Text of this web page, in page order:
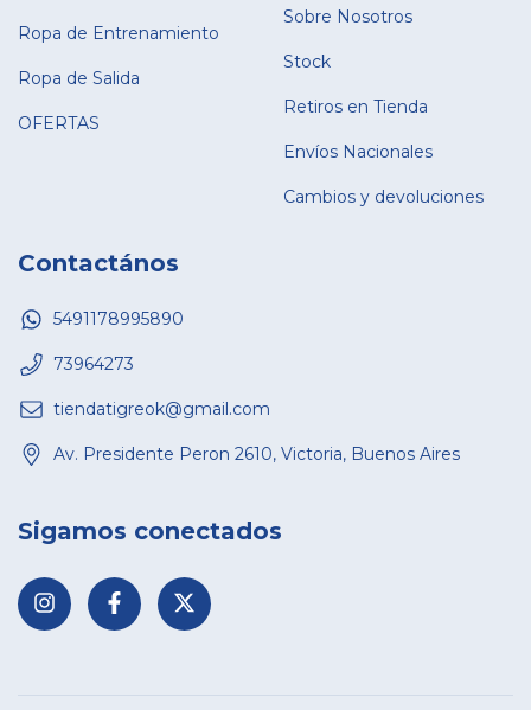
Ropa de Entrenamiento
Ropa de Salida
OFERTAS
Sobre Nosotros
Stock
Retiros en Tienda
Envíos Nacionales
Cambios y devoluciones
Contactános
5491178995890
73964273
tiendatigreok@gmail.com
Av. Presidente Peron 2610, Victoria, Buenos Aires
Sigamos conectados